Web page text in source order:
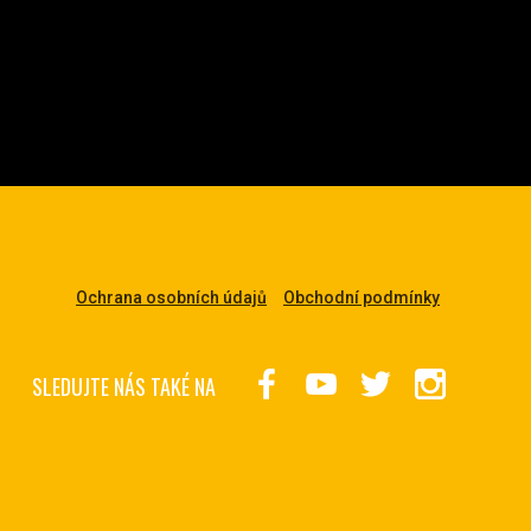
Ochrana osobních údajů Obchodní podmínky
SLEDUJTE NÁS TAKÉ NA